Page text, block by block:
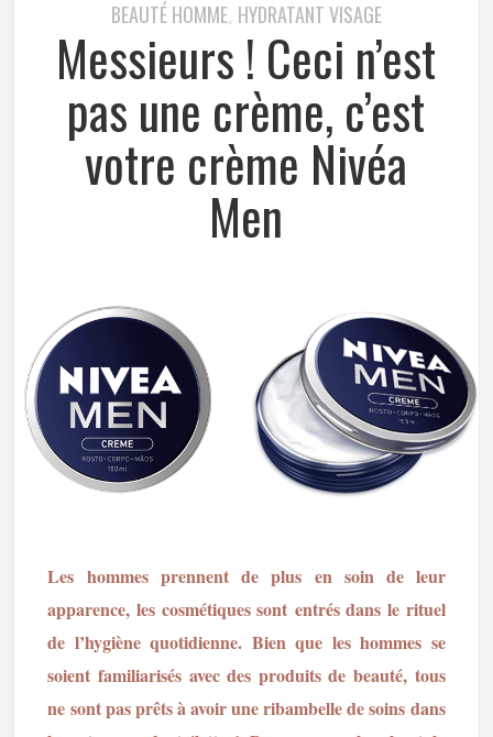
BEAUTÉ HOMME, HYDRATANT VISAGE
Messieurs ! Ceci n’est
pas une crème, c’est
votre crème Nivéa
Men
Les hommes prennent de plus en soin de leur
apparence, les cosmétiques sont entrés dans le rituel
de l’hygiène quotidienne. Bien que les hommes se
soient familiarisés avec des produits de beauté, tous
ne sont pas prêts à avoir une ribambelle de soins dans